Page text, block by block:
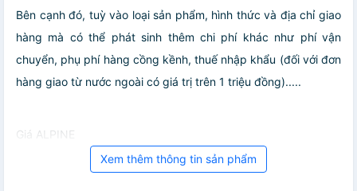
Bên cạnh đó, tuỳ vào loại sản phẩm, hình thức và địa chỉ giao
hàng mà có thể phát sinh thêm chi phí khác như phí vận
chuyển, phụ phí hàng cồng kềnh, thuế nhập khẩu (đối với đơn
hàng giao từ nước ngoài có giá trị trên 1 triệu đồng).....
Giá ALPINE
Xem thêm thông tin sản phẩm